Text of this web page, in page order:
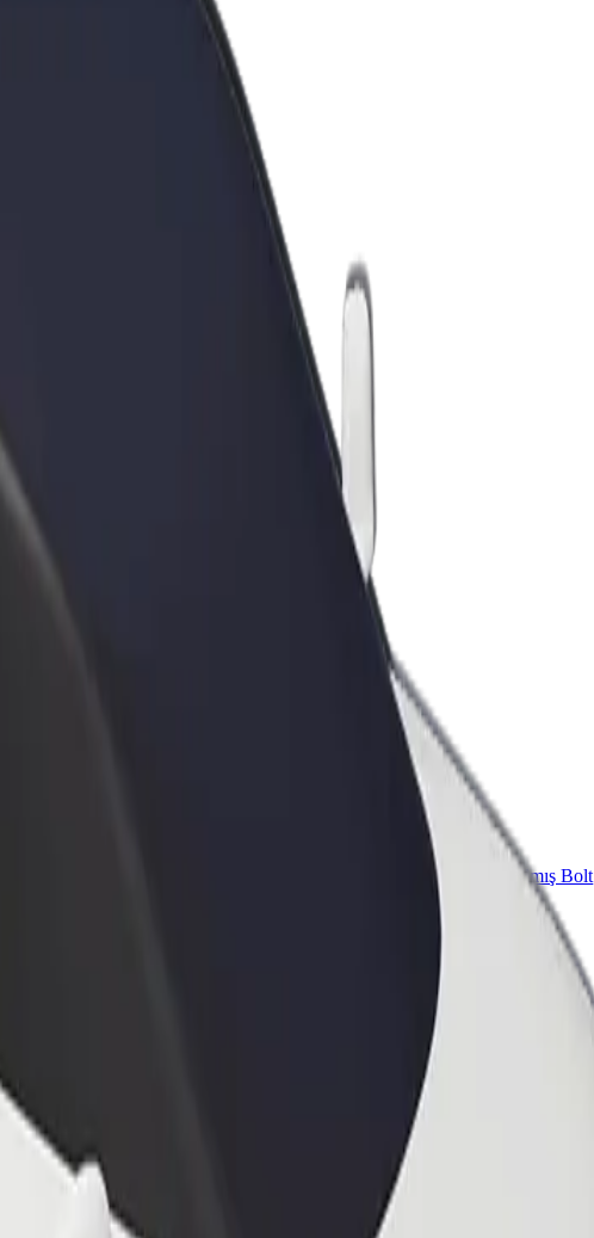
Biznesiniz üçün miqyaslandırılmış Bolt
məhsul və xidmətləri
araşdırın və sizin üçün ən mükəmməl gedişi tapın.
Tətbiqi endir